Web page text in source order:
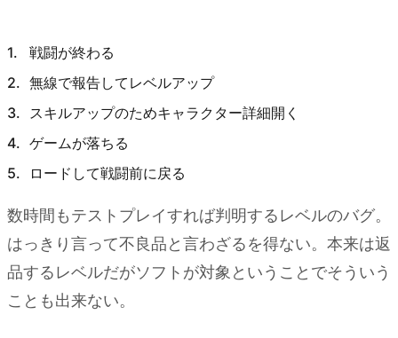
戦闘が終わる
無線で報告してレベルアップ
スキルアップのためキャラクター詳細開く
ゲームが落ちる
ロードして戦闘前に戻る
数時間もテストプレイすれば判明するレベルのバグ。
はっきり言って不良品と言わざるを得ない。本来は返
品するレベルだがソフトが対象ということでそういう
ことも出来ない。